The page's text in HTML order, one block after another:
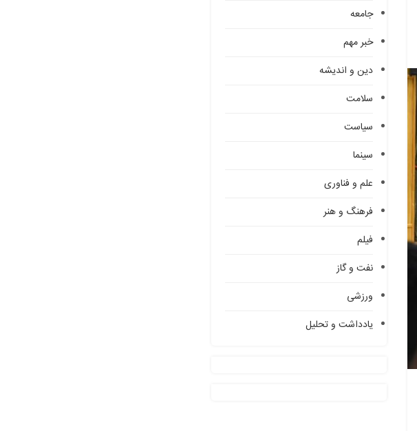
جامعه
خبر مهم
دین و اندیشه
سلامت
سیاست
سینما
علم و فناوری
فرهنگ و هنر
فیلم
نفت و گاز
ورزشی
یادداشت و تحلیل